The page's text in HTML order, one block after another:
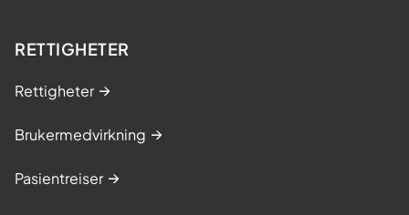
RETTIGHETER
Rettigheter
Brukermedvirkning
Pasientreiser